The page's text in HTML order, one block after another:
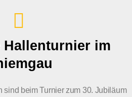
Hallenturnier im
sind beim Turnier zum 30. Jubiläum